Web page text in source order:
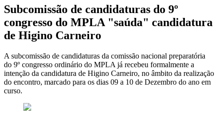
Subcomissão de candidaturas do 9º
congresso do MPLA "saúda" candidatura
de Higino Carneiro
A subcomissão de candidaturas da comissão nacional preparatória
do 9º congresso ordinário do MPLA já recebeu formalmente a
intenção da candidatura de Higino Carneiro, no âmbito da realização
do encontro, marcado para os dias 09 a 10 de Dezembro do ano em
curso.